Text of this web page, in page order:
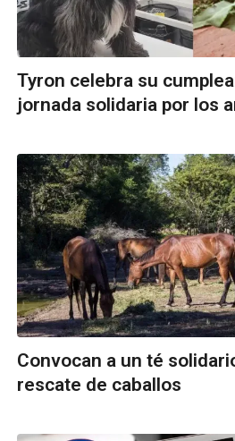
Tyron celebra su
jornada solidaria por los
Convocan a un té
rescate de caballos